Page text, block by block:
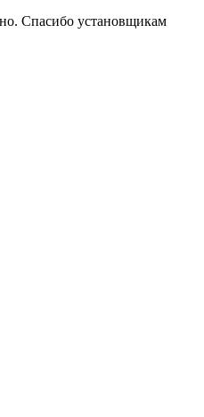
Спасибо установщикам